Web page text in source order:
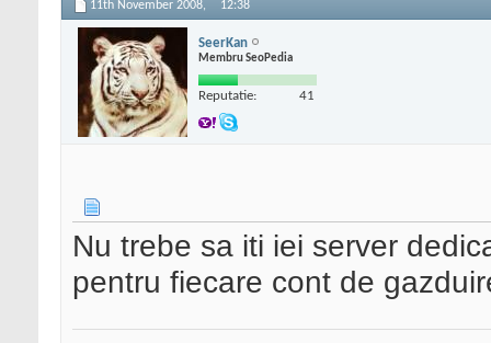
11th November 2008, 12:38
SeerKan
Membru SeoPedia
Reputatie: 41
Nu trebe sa iti iei server
pentru fiecare cont de